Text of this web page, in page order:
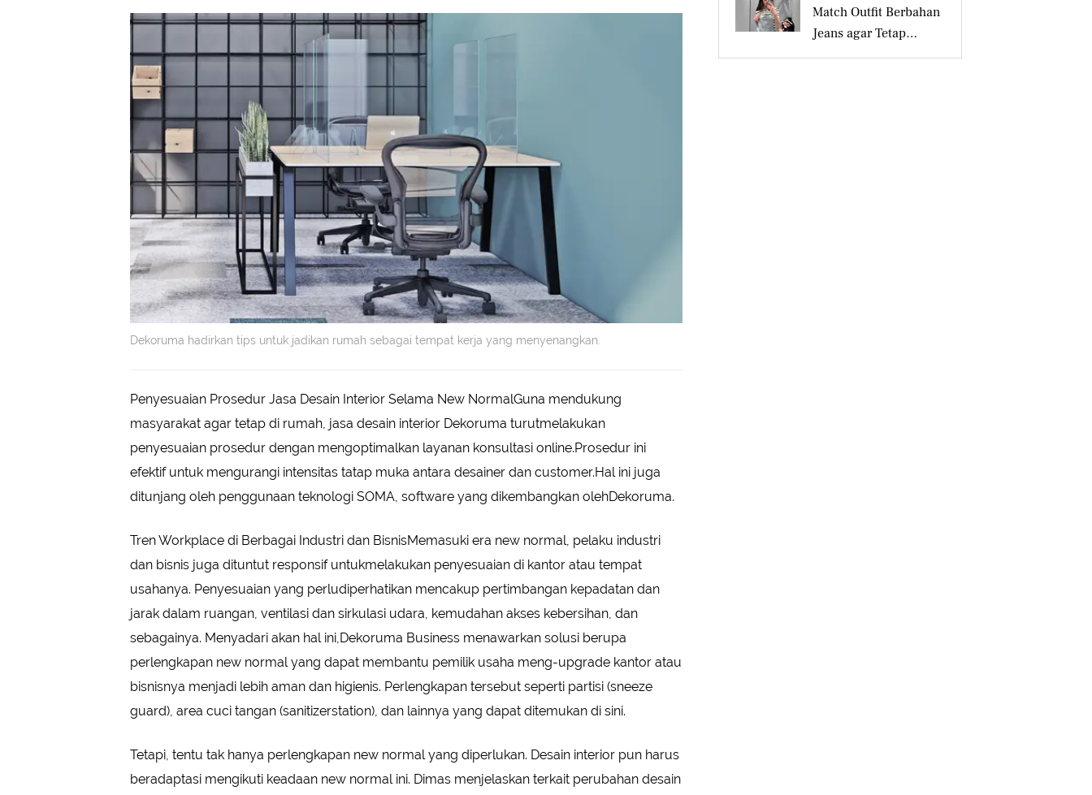
Dekoruma hadirkan tips untuk jadikan rumah sebagai tempat kerja yang menyenangkan.
Penyesuaian Prosedur Jasa Desain Interior Selama New NormalGuna mendukung
masyarakat agar tetap di rumah, jasa desain interior Dekoruma turutmelakukan
penyesuaian prosedur dengan mengoptimalkan layanan konsultasi online.Prosedur ini
efektif untuk mengurangi intensitas tatap muka antara desainer dan customer.Hal ini juga
ditunjang oleh penggunaan teknologi SOMA, software yang dikembangkan olehDekoruma.
Tren Workplace di Berbagai Industri dan BisnisMemasuki era new normal, pelaku industri
dan bisnis juga dituntut responsif untukmelakukan penyesuaian di kantor atau tempat
usahanya. Penyesuaian yang perludiperhatikan mencakup pertimbangan kepadatan dan
jarak dalam ruangan, ventilasi dan sirkulasi udara, kemudahan akses kebersihan, dan
sebagainya. Menyadari akan hal ini,Dekoruma Business menawarkan solusi berupa
perlengkapan new normal yang dapat membantu pemilik usaha meng-upgrade kantor atau
bisnisnya menjadi lebih aman dan higienis. Perlengkapan tersebut seperti partisi (sneeze
guard), area cuci tangan (sanitizerstation), dan lainnya yang dapat ditemukan di sini.
Tetapi, tentu tak hanya perlengkapan new normal yang diperlukan. Desain interior pun harus
beradaptasi mengikuti keadaan new normal ini. Dimas menjelaskan terkait perubahan desain
Match Outfit Berbahan
Jeans agar Tetap
Tampil Stylish